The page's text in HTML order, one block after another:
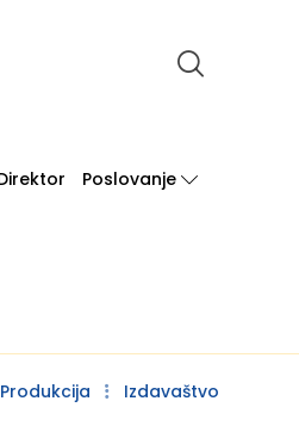
Poslovanje
Produkcija Izdavaštvo